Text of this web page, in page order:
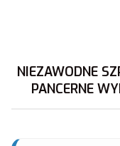
NIEZAWODNE
PANCERNE